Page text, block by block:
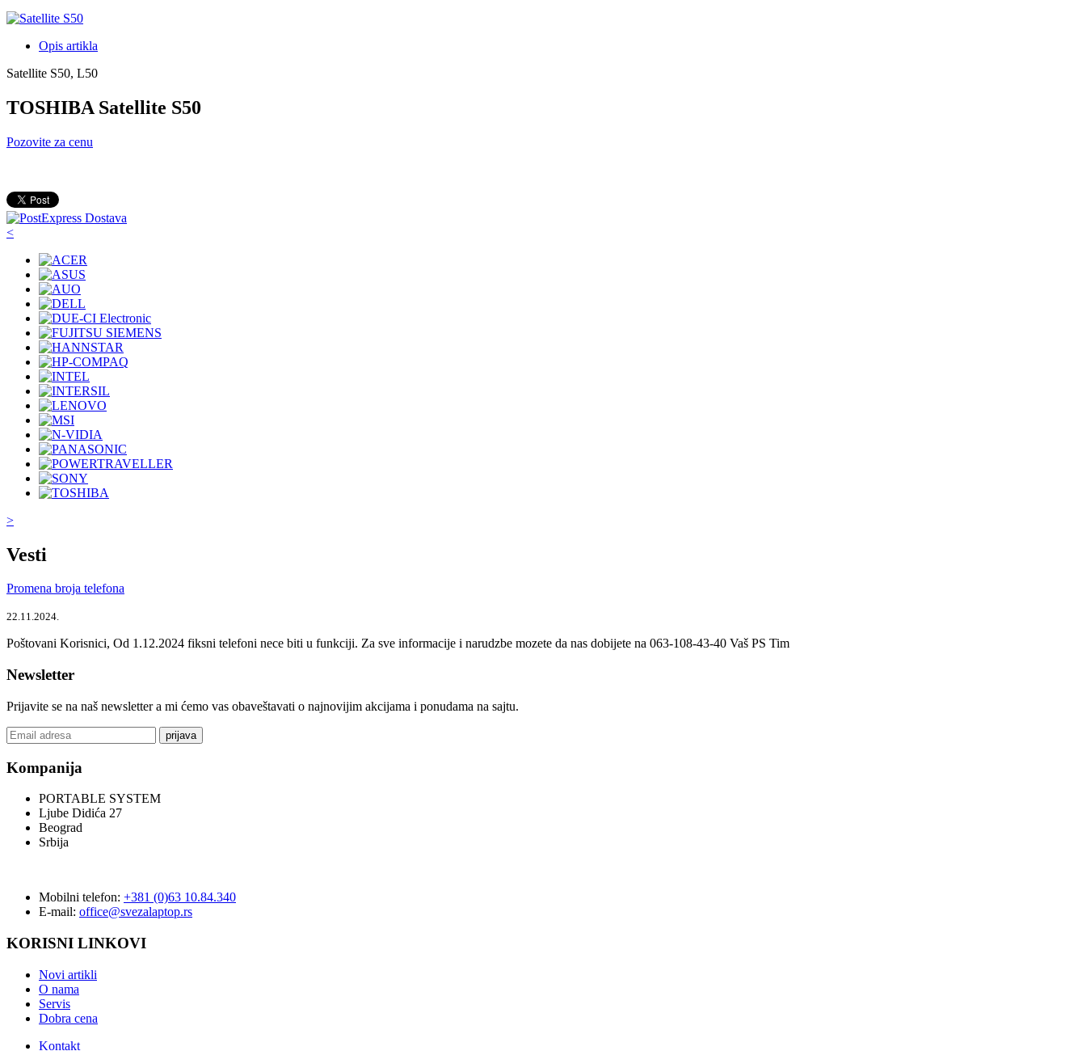
Opis artikla
Satellite S50, L50
TOSHIBA Satellite S50
Pozovite za cenu
<
>
Vesti
Promena broja telefona
22.11.2024.
Poštovani Korisnici, Od 1.12.2024 fiksni telefoni nece biti u funkciji. Za sve informacije i narudzbe mozete da nas dobijete na 063-108-43-40 Vaš PS Tim
Newsletter
Prijavite se na naš newsletter a mi ćemo vas obaveštavati o najnovijim akcijama i ponudama na sajtu.
prijava
Kompanija
PORTABLE SYSTEM
Ljube Didića 27
Beograd
Srbija
Mobilni telefon: +381 (0)63 10.84.340
E-mail: office@svezalaptop.rs
KORISNI LINKOVI
Novi artikli
O nama
Servis
Dobra cena
Kontakt